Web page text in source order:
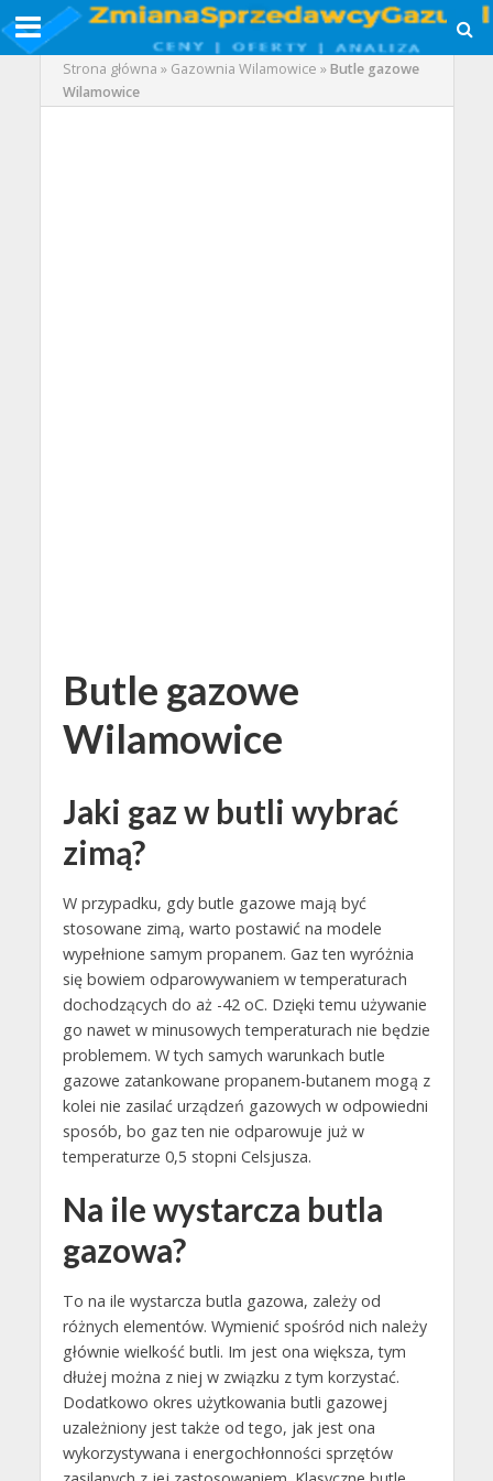
Strona główna » Gazownia Wilamowice »Butle gazowe
Wilamowice
Butle gazowe
Wilamowice
Jaki gaz w butli wybrać
zimą?
W przypadku, gdy butle gazowe mają być
stosowane zimą, warto postawić na modele
wypełnione samym propanem. Gaz ten wyróżnia
się bowiem odparowywaniem w temperaturach
dochodzących do aż -42 oC. Dzięki temu używanie
go nawet w minusowych temperaturach nie będzie
problemem. W tych samych warunkach butle
gazowe zatankowane propanem-butanem mogą z
kolei nie zasilać urządzeń gazowych w odpowiedni
sposób, bo gaz ten nie odparowuje już w
temperaturze 0,5 stopni Celsjusza.
Na ile wystarcza butla
gazowa?
To na ile wystarcza butla gazowa, zależy od
różnych elementów. Wymienić spośród nich należy
głównie wielkość butli. Im jest ona większa, tym
dłużej można z niej w związku z tym korzystać.
Dodatkowo okres użytkowania butli gazowej
uzależniony jest także od tego, jak jest ona
wykorzystywana i energochłonności sprzętów